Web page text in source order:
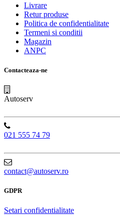
Livrare
Retur produse
Politica de confidentialitate
Termeni si conditii
Magazin
ANPC
Contacteaza-ne
Autoserv
021 555 74 79
contact@autoserv.ro
GDPR
Setari confidentialitate